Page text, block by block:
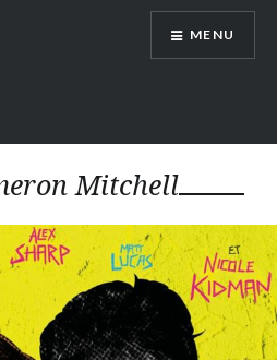
MENU
Mitchell